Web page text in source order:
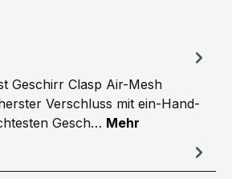
Geschirr Clasp Air-Mesh
Verschluss mit ein-Hand-
Gesch… Mehr